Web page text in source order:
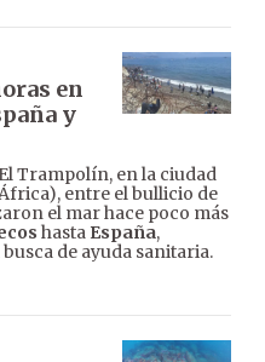
en
y
Trampolín, en la ciudad
entre el bullicio de
el mar hace poco más
hasta España,
de ayuda sanitaria.